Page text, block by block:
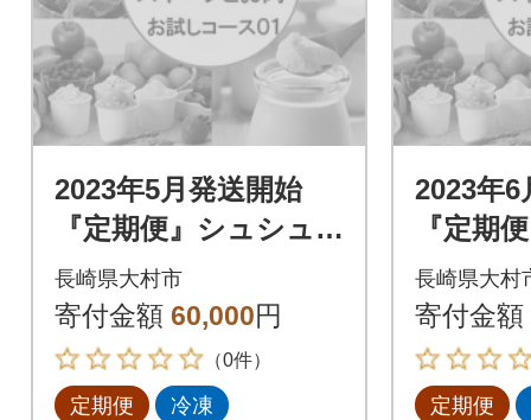
2023年5月発送開始
『定期便』シュシュ
のお試しスイーツと
お肉のコース01 全5
回
長崎県大村市
寄付金額 60,000円
（0件）
定期便 冷凍
2023年6
『定期
のお試
お肉の
回
長崎県大村
寄付金額
定期便